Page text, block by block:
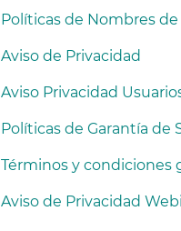
Políticas de Nombres
Aviso de Privacidad
Aviso Privacidad
Políticas de Garantía de
Términos y condiciones
Aviso de Privacidad